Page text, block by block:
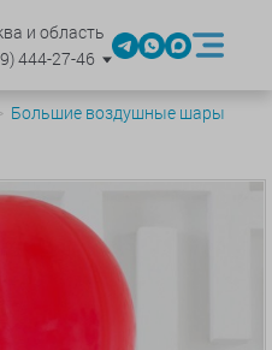
и область
444-27-46
Большие воздушные шары